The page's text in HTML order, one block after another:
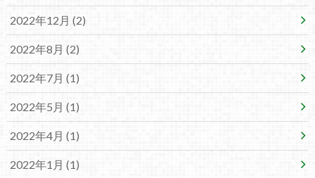
2022年12月 (2)
2022年8月 (2)
2022年7月 (1)
2022年5月 (1)
2022年4月 (1)
2022年1月 (1)